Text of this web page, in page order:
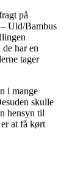
på
Uld/Bambus
har en
tager
i mange
skulle
hensyn til
at få kørt